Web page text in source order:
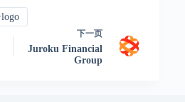
下一页
Juroku Financial
Group